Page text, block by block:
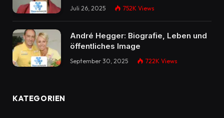
Juli 26, 2025 752K Views
André Hegger: Biografie, Leben und
öffentliches Image
September 30, 2025 722K Views
KATEGORIEN